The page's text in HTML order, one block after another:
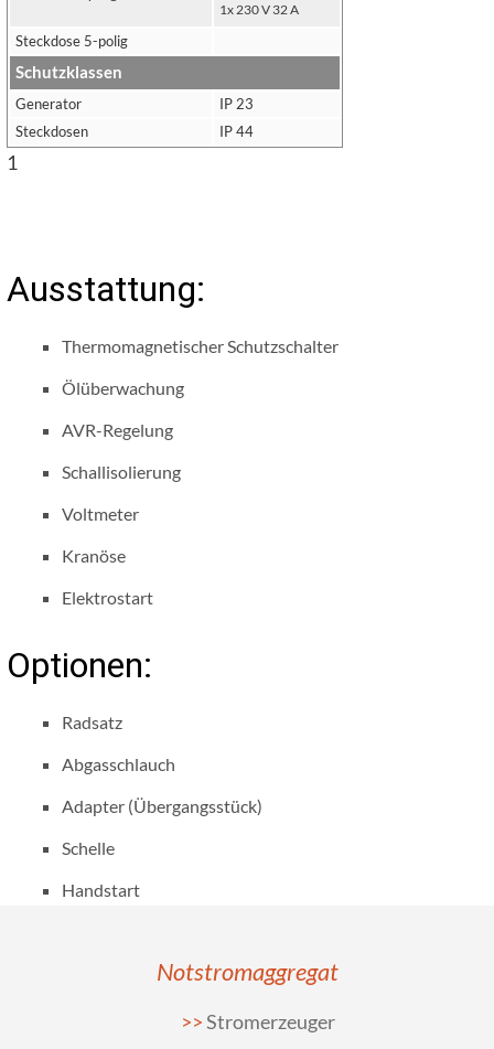
1x 230 V 32 A
Steckdose 5-polig
Schutzklassen
Generator
IP 23
Steckdosen
IP 44
1
Ausstattung:
Thermomagnetischer Schutzschalter
Ölüberwachung
AVR-Regelung
Schallisolierung
Voltmeter
Kranöse
Elektrostart
Optionen:
Radsatz
Abgasschlauch
Adapter (Übergangsstück)
Schelle
Handstart
Notstromaggregat
Stromerzeuger